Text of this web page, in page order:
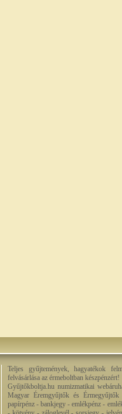
Teljes gyűjtemények, hagyatékok
felvásárlása az érmeboltban készpénzért!
Gyűjtőkboltja.hu numizmatikai
Magyar Éremgyűjtők és
papírpénz - bankjegy - emlékpénz -